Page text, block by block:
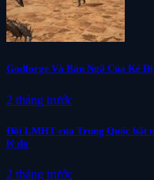
Godforge Và Bản Ngã Của Kẻ
2 tháng trước
Đội LMHT của Trung Quốc bất
lý do
2 tháng trước